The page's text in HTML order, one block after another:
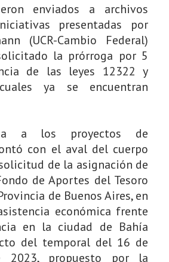
enviados a archivos
presentadas por
(UCR-Cambio Federal)
la prórroga por 5
de las leyes 12322 y
ya se encuentran
a los proyectos de
con el aval del cuerpo
de la asignación de
de Aportes del Tesoro
de Buenos Aires, en
económica frente
en la ciudad de Bahía
del temporal del 16 de
2023, propuesto por la